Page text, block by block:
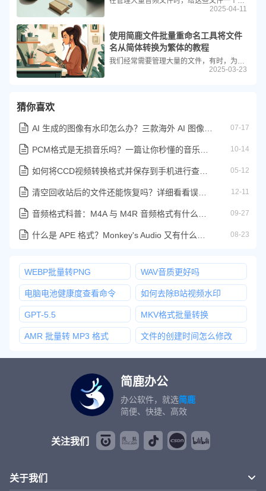
2025-04-11
使用简鹿文件批量重命名工具将文件
名从简体转换为繁体的教程
2025-03-23
猜你喜欢
AI 生成的图像有水印怎么办？三款海外 AI 图像去水印工具来了 07-17
PCM格式是无损音乐吗？一篇让你秒懂的音乐知识科普 10-14
如何将CCD视频转换格式并保存到手机进行查看播放 05-12
清空回收站后的文件还能恢复吗？详细看看误删除后能否恢复 12-11
音频格式科普：M4A 与 M4R 音频格式有什么区别？ 09-27
什么是 APE 格式？Monkey's Audio 又有什么关系？ 08-23
WEBP批量转PNG WAV音质更好吗
电脑电池健康度查看命令 如何去除B站视频水印
GPT-5.5 MKV格式批量转换
AMR 批量转 MP3 格式 文件的创建时间怎么修改
简鹿办公
办公软件，就选简鹿
简便、快捷、高效
关注我们
关于我们